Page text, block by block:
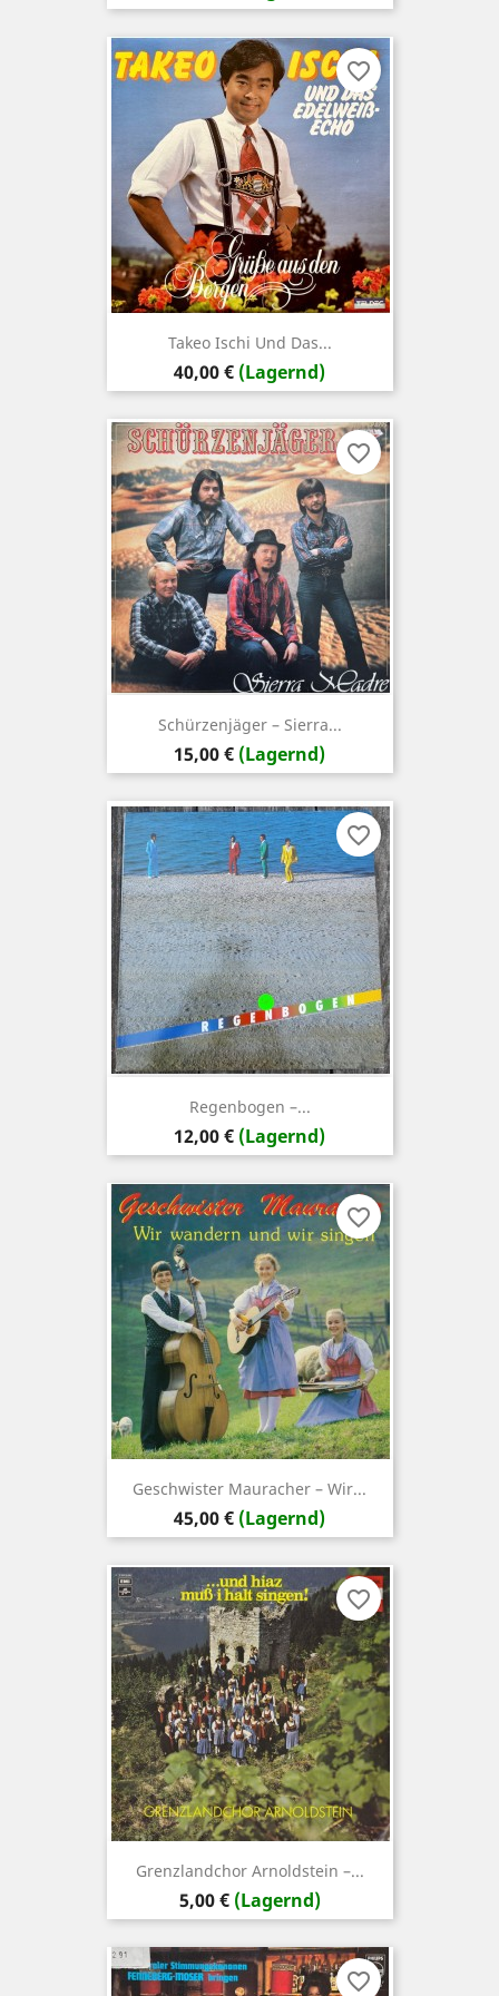
Takeo Ischi Und Das...
Preis
40,00 € (Lagernd)
favorite_border
Schürzenjäger – Sierra...
Preis
15,00 € (Lagernd)
favorite_border
Regenbogen –...
Preis
12,00 € (Lagernd)
favorite_border
Geschwister Mauracher – Wir...
Preis
45,00 € (Lagernd)
favorite_border
Grenzlandchor Arnoldstein –...
Preis
5,00 € (Lagernd)
favorite_border
favorite_border